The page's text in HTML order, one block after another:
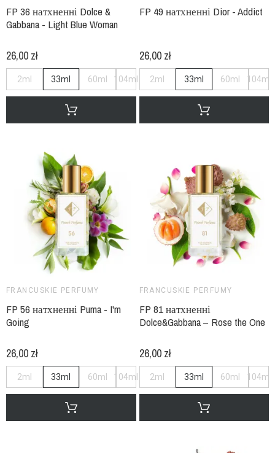
FP 36 натхненні Dolce &
Gabbana - Light Blue Woman
26,00 zł
2ml 33ml 60ml 104ml
FP 49 натхненні Dior - Addict
26,00 zł
2ml 33ml 60ml 104ml
FRANCUSKIE PERFUMY
FP 56 натхненні Puma - I'm
Going
26,00 zł
2ml 33ml 60ml 104ml
FRANCUSKIE PERFUMY
FP 81 натхненні
Dolce&Gabbana – Rose the One
26,00 zł
2ml 33ml 60ml 104ml